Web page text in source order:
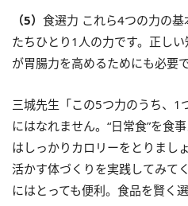
（5） 食選力 これら4つの力の
たちひとり1人の力です。正し
が胃腸力を高めるためにも必要で
三城先生「この5つ力のうち、1
にはなれません。“日常食”を食
はしっかりカロリーをとりまし
活かす体づくりを実践してみて
にはとっても便利。食品を賢く